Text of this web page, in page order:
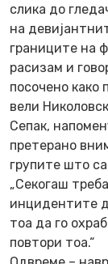
слика до
на
границите на
расизам и
посочено како
вели
Сепак,
претерано
групите што
„Секогаш
инцидентите
тоа да го
повтори тоа.“